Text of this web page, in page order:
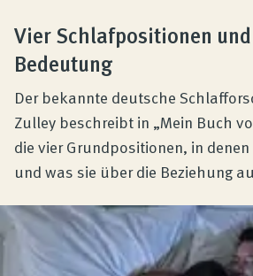
Vier Schlafpositionen
Bedeutung
Der bekannte deutsche
Zulley beschreibt in „Mein Buch
die vier Grundpositionen, in
und was sie über die Beziehung